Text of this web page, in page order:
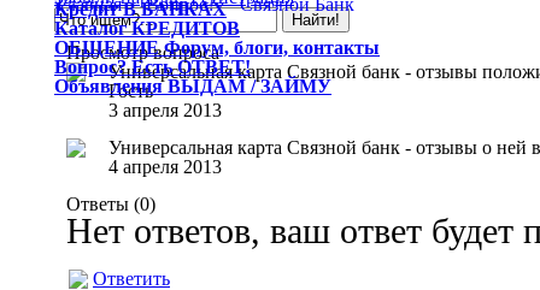
КредитВ БАНКАХ
КаталогКРЕДИТОВ
ОБЩЕНИЕФорум, блоги, контакты
Вопрос?Есть ОТВЕТ!
ОбъявленияВЫДАМ / ЗАЙМУ
Главная Вопрос? Связной Банк
Просмотр вопроса
Универсальная карта Связной банк - отзывы
Гость
3 апреля 2013
Универсальная карта Связной банк - отзывы о
4 апреля 2013
Ответы (0)
Нет ответов, ваш ответ будет
Ответить